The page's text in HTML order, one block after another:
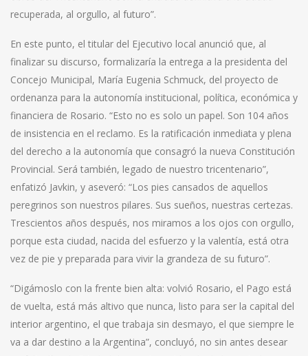
recuperada, al orgullo, al futuro”.
En este punto, el titular del Ejecutivo local anunció que, al
finalizar su discurso, formalizaría la entrega a la presidenta del
Concejo Municipal, María Eugenia Schmuck, del proyecto de
ordenanza para la autonomía institucional, política, económica y
financiera de Rosario. “Esto no es solo un papel. Son 104 años
de insistencia en el reclamo. Es la ratificación inmediata y plena
del derecho a la autonomía que consagró la nueva Constitución
Provincial. Será también, legado de nuestro tricentenario”,
enfatizó Javkin, y aseveró: “Los pies cansados de aquellos
peregrinos son nuestros pilares. Sus sueños, nuestras certezas.
Trescientos años después, nos miramos a los ojos con orgullo,
porque esta ciudad, nacida del esfuerzo y la valentía, está otra
vez de pie y preparada para vivir la grandeza de su futuro”.
“Digámoslo con la frente bien alta: volvió Rosario, el Pago está
de vuelta, está más altivo que nunca, listo para ser la capital del
interior argentino, el que trabaja sin desmayo, el que siempre le
va a dar destino a la Argentina”, concluyó, no sin antes desear